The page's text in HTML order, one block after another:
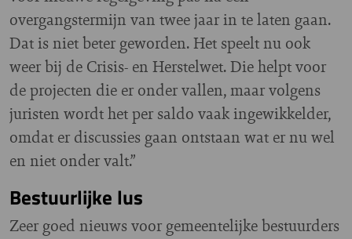
overgangstermijn van twee jaar in te laten gaan.
Dat is niet beter geworden. Het speelt nu ook
weer bij de Crisis- en Herstelwet. Die helpt voor
de projecten die er onder vallen, maar volgens
juristen wordt het per saldo vaak ingewikkelder,
omdat er discussies gaan ontstaan wat er nu wel
en niet onder valt.”
Bestuurlijke lus
Zeer goed nieuws voor gemeentelijke bestuurders